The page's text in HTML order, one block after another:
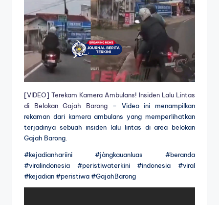
[VIDEO] Terekam Kamera Ambulans! Insiden Lalu Lintas
di Belokan Gajah Barong – Video ini menampilkan
rekaman dari kamera ambulans yang memperlihatkan
terjadinya sebuah insiden lalu lintas di area belokan
Gajah Barong.
#kejadianhariini #jàngkauanluas #beranda
#viralindonesia #peristiwaterkini #indonesia #viral
#kejadian #peristiwa #GajahBarong